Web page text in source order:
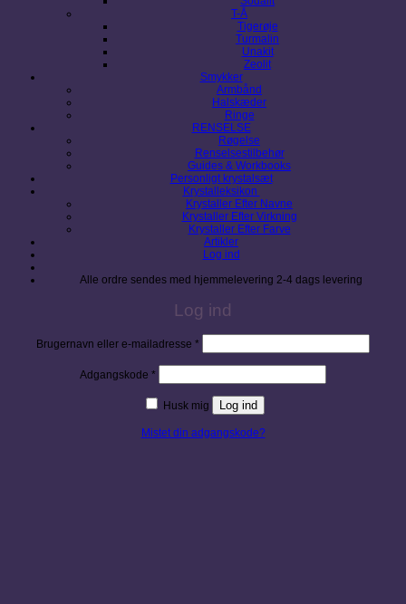
T-Å
Tigerøje
Turmalin
Unakit
Zeolit
Smykker
Armbånd
Halskæder
Ringe
RENSELSE
Røgelse
Renselsestilbehør
Guides & Workbooks
Personligt krystalsæt
Krystalleksikon
Krystaller Efter Navne
Krystaller Efter Virkning
Krystaller Efter Farve
Artikler
Log ind
Alle ordre sendes med hjemmelevering 2-4 dags levering
Log ind
Brugernavn eller e-mailadresse *Påkrævet
Adgangskode *Påkrævet
Husk mig Log ind
Mistet din adgangskode?